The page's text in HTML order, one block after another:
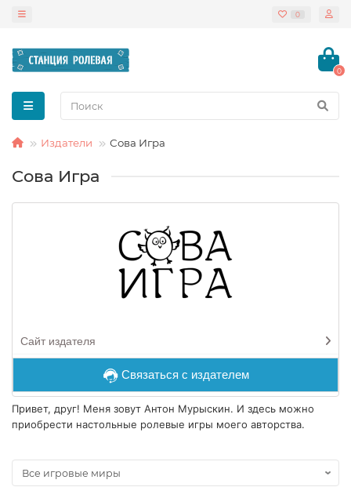
0
0
Издатели Сова Игра
Сова Игра
Сайт издателя
Связаться с издателем
Привет, друг! Меня зовут Антон Мурыскин. И здесь можно
приобрести настольные ролевые игры моего авторства.